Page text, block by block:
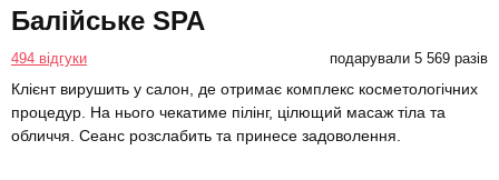
Балійське SPA
494 відгуки подарували 5 569 разів
Клієнт вирушить у салон, де отримає комплекс косметологічних
процедур. На нього чекатиме пілінг, цілющий масаж тіла та
обличчя. Сеанс розслабить та принесе задоволення.